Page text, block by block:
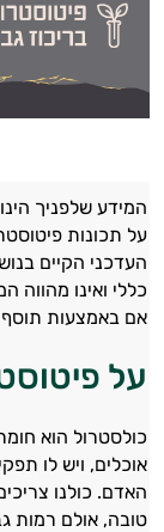
המידע שלפניך
על תכונות
העדכני הקיים
כללי ואינו מהווה
אם באמצעות תוסף
על
כולסטרול הוא
אוכלים, ויש לו